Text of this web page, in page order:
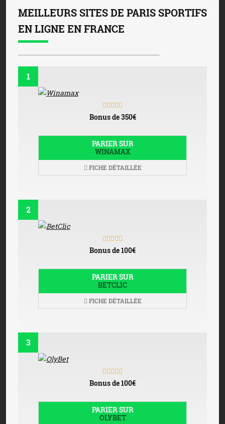
MEILLEURS SITES DE PARIS SPORTIFS
EN LIGNE EN FRANCE
1
Bonus de 350€
PARIER SUR
WINAMAX
FICHE DÉTAILLÉE
2
Bonus de 100€
PARIER SUR
BETCLIC
FICHE DÉTAILLÉE
3
Bonus de 100€
PARIER SUR
OLYBET